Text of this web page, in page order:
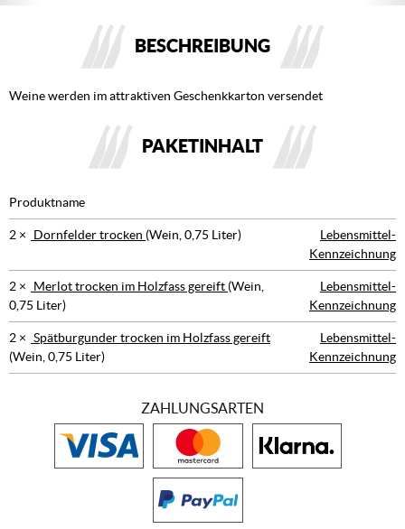
BESCHREIBUNG
Weine werden im attraktiven Geschenkkarton versendet
PAKETINHALT
Produktname
2 × Dornfelder trocken (Wein, 0,75 Liter)
Lebensmittel-
Kennzeichnung
2 × Merlot trocken im Holzfass gereift (Wein,
0,75 Liter)
Lebensmittel-
Kennzeichnung
2 × Spätburgunder trocken im Holzfass gereift
(Wein, 0,75 Liter)
Lebensmittel-
Kennzeichnung
ZAHLUNGSARTEN